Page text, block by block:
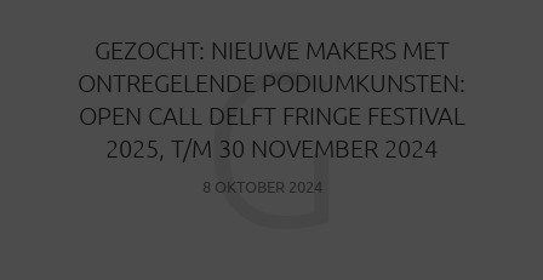
GEZOCHT: NIEUWE MAKERS MET
ONTREGELENDE PODIUMKUNSTEN:
OPEN CALL DELFT FRINGE FESTIVAL
2025, T/M 30 NOVEMBER 2024
8 OKTOBER 2024
G